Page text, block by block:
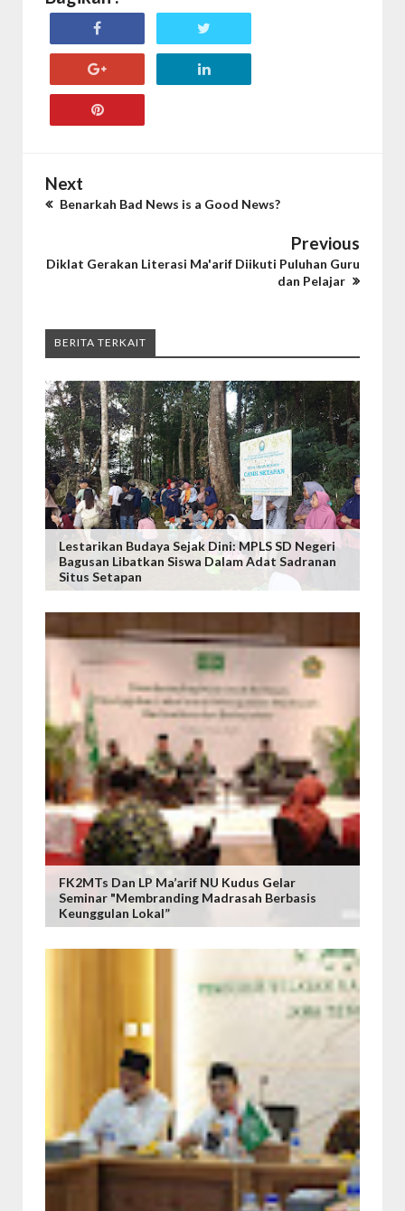
Next
Benarkah Bad News is a Good News?
Previous
Diklat Gerakan Literasi Ma'arif Diikuti Puluhan Guru
dan Pelajar
BERITA TERKAIT
Lestarikan Budaya Sejak Dini: MPLS SD Negeri
Bagusan Libatkan Siswa Dalam Adat Sadranan
Situs Setapan
FK2MTs Dan LP Ma’arif NU Kudus Gelar
Seminar "Membranding Madrasah Berbasis
Keunggulan Lokal”